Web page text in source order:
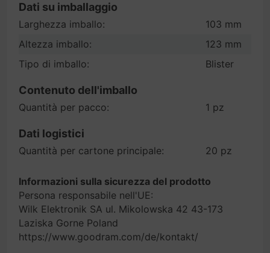
Dati su imballaggio
Larghezza imballo:
103 mm
Altezza imballo:
123 mm
Tipo di imballo:
Blister
Contenuto dell'imballo
Quantità per pacco: 1 pz
Dati logistici
Quantità per cartone principale: 20 pz
Informazioni sulla sicurezza del prodotto
Persona responsabile nell'UE:
Wilk Elektronik SA ul. Mikolowska 42 43-173
Laziska Gorne Poland
https://www.goodram.com/de/kontakt/